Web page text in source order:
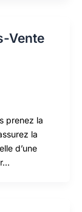
Vente
prenez la
la
d’une